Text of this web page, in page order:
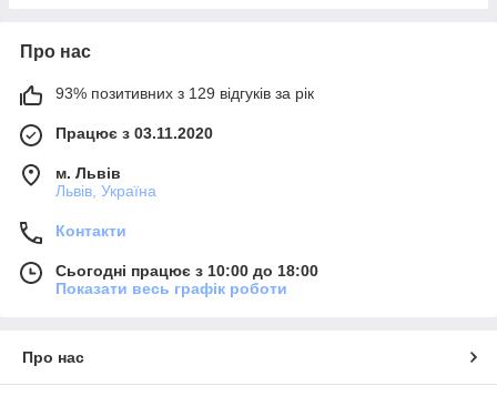
Про нас
93% позитивних з 129 відгуків за рік
Працює з 03.11.2020
м. Львів
Львів, Україна
Контакти
Сьогодні працює з 10:00 до 18:00
Показати весь графік роботи
Про нас